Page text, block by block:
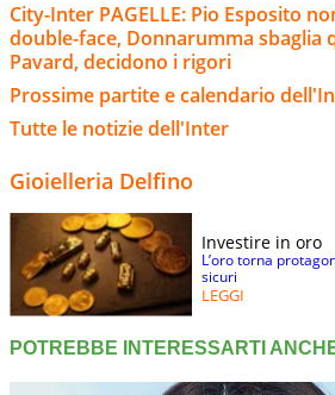
City-Inter PAGELLE: Pio Esposito
double-face, Donnarumma sbaglia
Pavard, decidono i rigori
Prossime partite e calendario
Tutte le notizie dell'Inter
Gioielleria Delfino
Investire in oro
L’oro torna
sicuri
LEGGI